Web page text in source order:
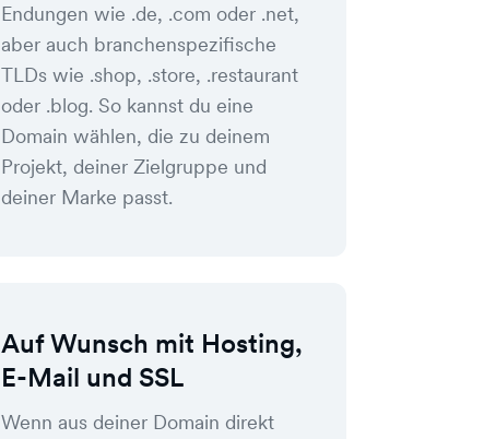
Endungen wie .de, .com oder .net,
aber auch branchenspezifische
TLDs wie .shop, .store, .restaurant
oder .blog. So kannst du eine
Domain wählen, die zu deinem
Projekt, deiner Zielgruppe und
deiner Marke passt.
Auf Wunsch mit Hosting,
E-Mail und SSL
Wenn aus deiner Domain direkt